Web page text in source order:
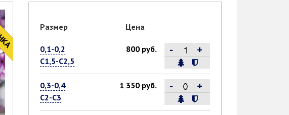
Размер Цена
0,1-0,2
С1,5-С2,5
800 руб. - +
0,3-0,4
С2-С3
1 350 руб. - +